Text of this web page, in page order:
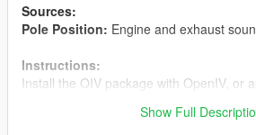
Sources:
Pole Position: Engine and exhaust
Instructions:
Install the OIV package with OpenIV, or
tacumminsbon any vehicle.
Show Full